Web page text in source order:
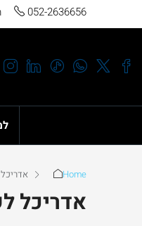
052-2636656
Home
אדריכל